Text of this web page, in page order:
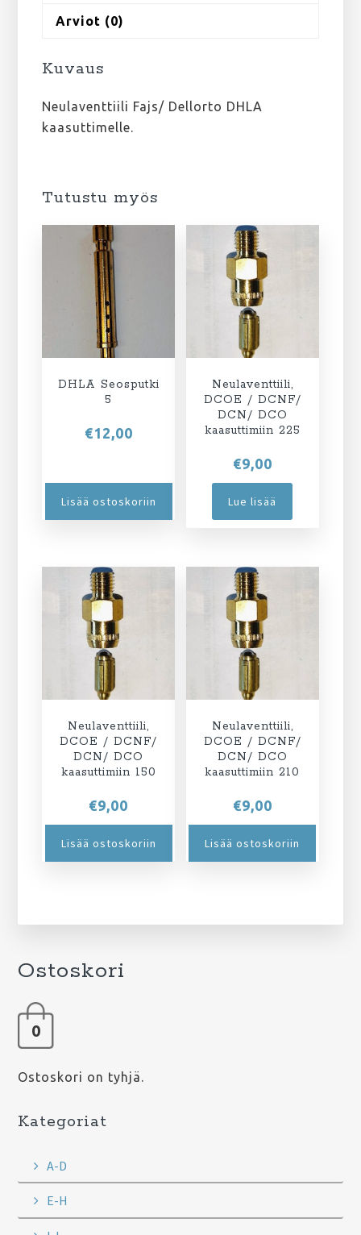
Arviot (0)
Kuvaus
Neulaventtiili Fajs/ Dellorto DHLA
kaasuttimelle.
Tutustu myös
DHLA Seosputki
5
€12,00
Lisää ostoskoriin
Neulaventtiili,
DCOE / DCNF/
DCN/ DCO
kaasuttimiin 225
€9,00
Lue lisää
Neulaventtiili,
DCOE / DCNF/
DCN/ DCO
kaasuttimiin 150
€9,00
Lisää ostoskoriin
Neulaventtiili,
DCOE / DCNF/
DCN/ DCO
kaasuttimiin 210
€9,00
Lisää ostoskoriin
Ostoskori
0
Ostoskori on tyhjä.
Kategoriat
A-D
E-H